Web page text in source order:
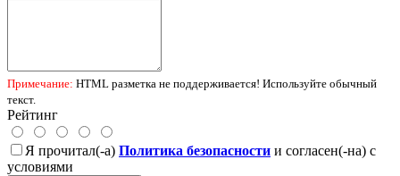
Примечание: HTML разметка не поддерживается! Используйте обычный
текст.
Рейтинг
Я прочитал(-а) Политика безопасности и согласен(-на) с
условиями